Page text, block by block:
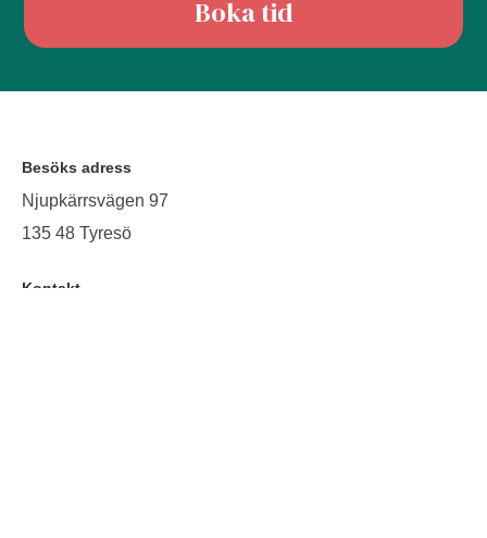
Boka tid
Besöks adress
Njupkärrsvägen 97
135 48 Tyresö
Kontakt